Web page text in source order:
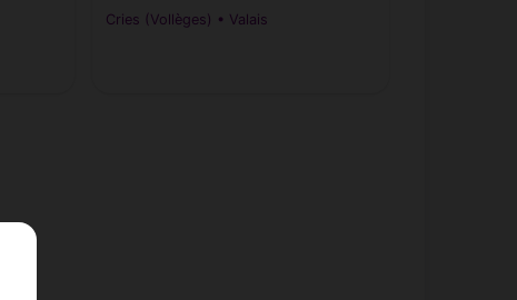
Cries (Vollèges) • Valais